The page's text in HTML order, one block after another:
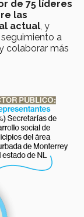
de 75 líderes
las
actual, y
a
colaborar más